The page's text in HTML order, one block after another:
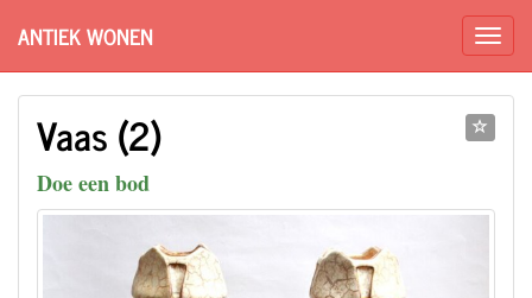
ANTIEK WONEN
Vaas (2)
Doe een bod